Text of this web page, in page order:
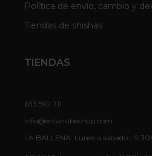
Política de envío, cambio y
Tiendas de shishas
TIENDAS
633 592 711
info@enlanubeshop.com
LA BALLENA: Lunes a sábado -